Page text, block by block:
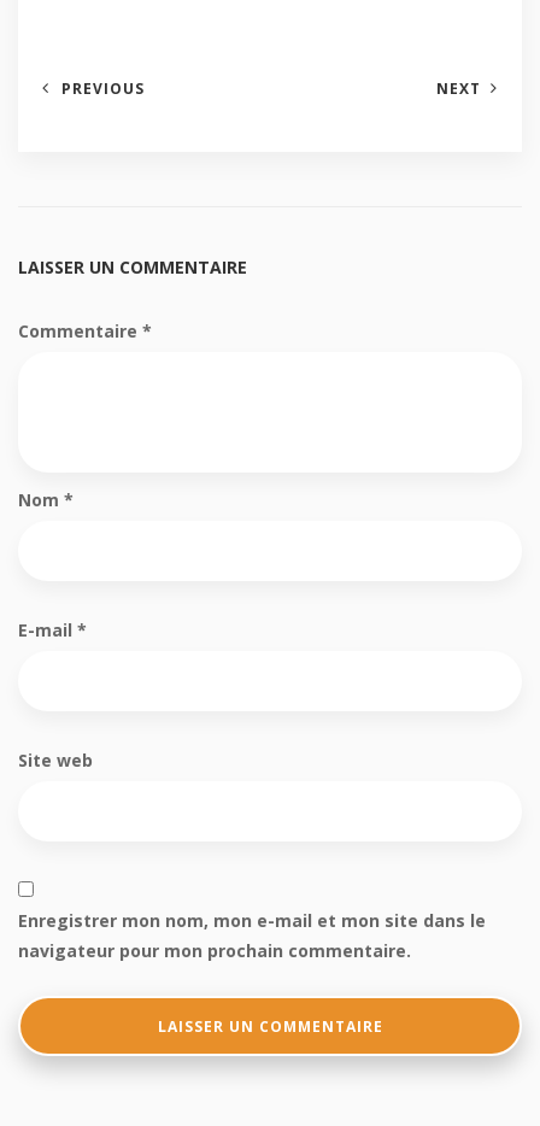
PREVIOUS NEXT
LAISSER UN COMMENTAIRE
Commentaire *
Nom *
E-mail *
Site web
Enregistrer mon nom, mon e-mail et mon site dans le
navigateur pour mon prochain commentaire.